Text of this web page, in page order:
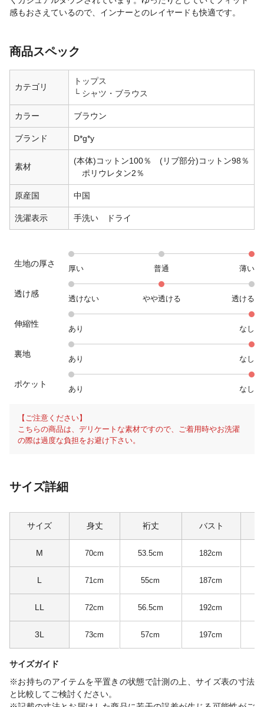
感もおさえているので、インナーとのレイヤードも快適です。
商品スペック
カテゴリ
トップス
シャツ・ブラウス
カラー ブラウン
ブランド D*g*y
素材
(本体)コットン100％ (リブ部分)コットン98％
ポリウレタン2％
原産国 中国
洗濯表示 手洗い ドライ
生地の厚さ
厚い 普通 薄い
透け感
透けない やや透ける 透ける
伸縮性
あり なし
裏地
あり なし
ポケット
あり なし
【ご注意ください】
こちらの商品は、デリケートな素材ですので、ご着用時やお洗濯
の際は過度な負担をお避け下さい。
サイズ詳細
サイズ 身丈 裄丈 バスト
M 70cm 53.5cm 182cm
L 71cm 55cm 187cm
LL 72cm 56.5cm 192cm
3L 73cm 57cm 197cm
サイズガイド
※お持ちのアイテムを平置きの状態で計測の上、サイズ表の寸法
と比較してご検討ください。